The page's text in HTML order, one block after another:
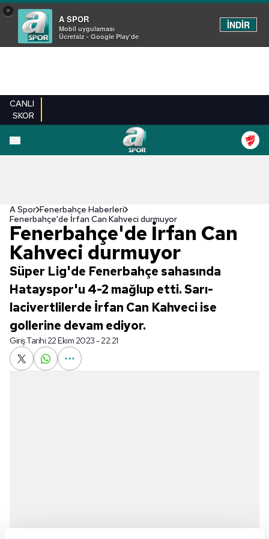
×
A SPOR
Mobil uygulaması
Ücretsiz - Google Play'de
İNDİR
CANLI
SKOR
A Spor Fenerbahçe Haberleri
Fenerbahçe'de İrfan Can Kahveci durmuyor
Fenerbahçe'de İrfan Can
Kahveci durmuyor
Süper Lig'de Fenerbahçe sahasında
Hatayspor'u 4-2 mağlup etti. Sarı-
lacivertlilerde İrfan Can Kahveci ise
gollerine devam ediyor.
Giriş Tarihi:22 Ekim 2023 - 22:21